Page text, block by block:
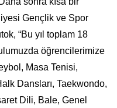
Gençlik ve Spor
“Bu yıl toplam 18
öğrencilerimize
Masa Tenisi,
Dansları, Taekwondo,
Dili, Bale, Genel